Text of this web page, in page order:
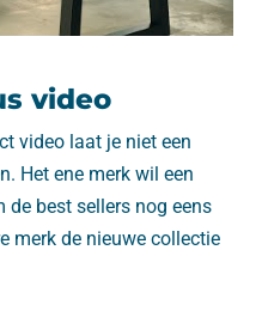
video
video laat je niet een
Het ene merk wil een
de best sellers nog eens
merk de nieuwe collectie